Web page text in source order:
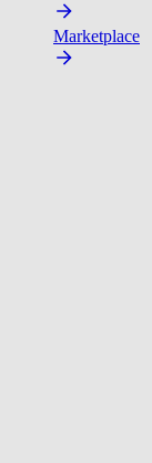
Marketplace